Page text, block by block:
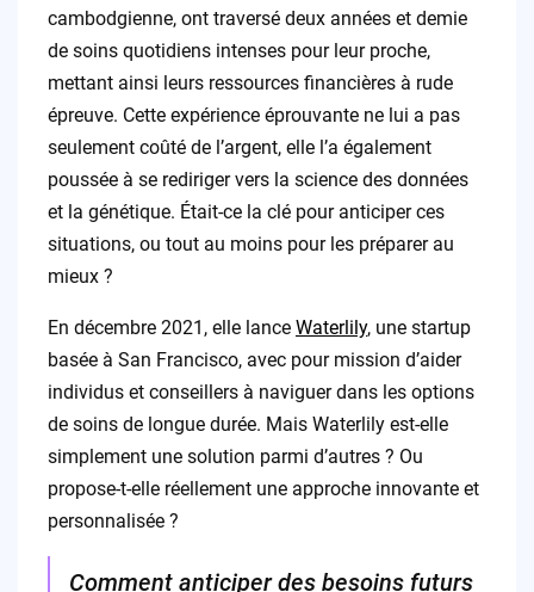
cambodgienne, ont traversé deux années et demie
de soins quotidiens intenses pour leur proche,
mettant ainsi leurs ressources financières à rude
épreuve. Cette expérience éprouvante ne lui a pas
seulement coûté de l’argent, elle l’a également
poussée à se rediriger vers la science des données
et la génétique. Était-ce la clé pour anticiper ces
situations, ou tout au moins pour les préparer au
mieux ?
En décembre 2021, elle lance Waterlily, une startup
basée à San Francisco, avec pour mission d’aider
individus et conseillers à naviguer dans les options
de soins de longue durée. Mais Waterlily est-elle
simplement une solution parmi d’autres ? Ou
propose-t-elle réellement une approche innovante et
personnalisée ?
Comment anticiper des besoins futurs